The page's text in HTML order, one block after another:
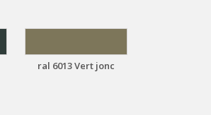
ral 6013 Vert jonc